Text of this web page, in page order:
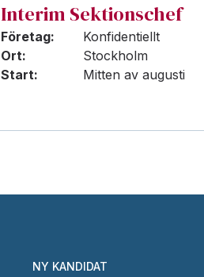
Interim Sektionschef
Företag:
Konfidentiellt
Ort:
Stockholm
Start:
Mitten av augusti
NY KANDIDAT